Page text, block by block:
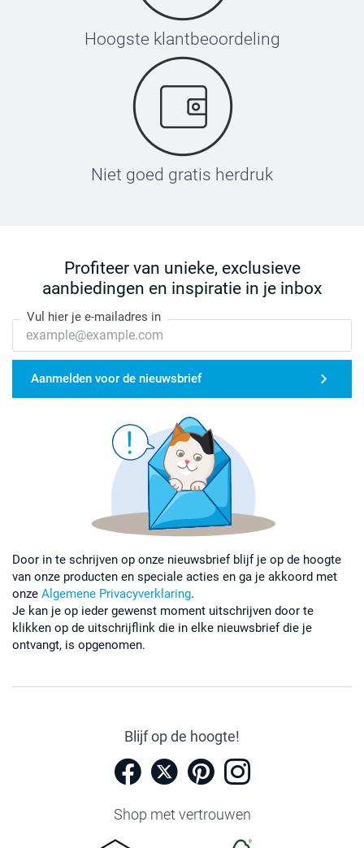
Hoogste klantbeoordeling
Niet goed gratis herdruk
Profiteer van unieke, exclusieve
aanbiedingen en inspiratie in je inbox
Vul hier je e-mailadres in
Aanmelden voor de nieuwsbrief
Door in te schrijven op onze nieuwsbrief blijf je op de hoogte
van onze producten en speciale acties en ga je akkoord met
onze Algemene Privacyverklaring.
Je kan je op ieder gewenst moment uitschrijven door te
klikken op de uitschrijflink die in elke nieuwsbrief die je
ontvangt, is opgenomen.
Blijf op de hoogte!
Shop met vertrouwen